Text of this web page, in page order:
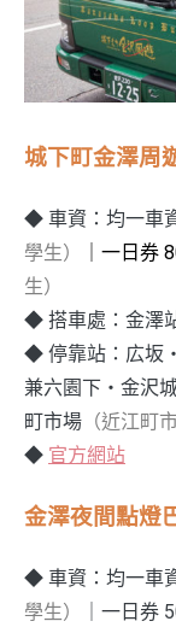
城下町金澤周
◆ 車資：均一車
學生）
｜一日券
生）
◆ 搭車處：金澤
◆ 停靠站：広坂
兼六園下‧金沢
町市場 （近江町
◆ 官方網站
金澤夜間點燈
◆ 車資：均一車
學生）
｜一日券